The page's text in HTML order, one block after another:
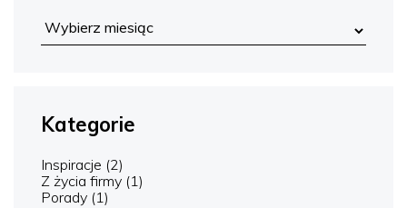
Kategorie
Inspiracje (2)
Z życia firmy (1)
Porady (1)